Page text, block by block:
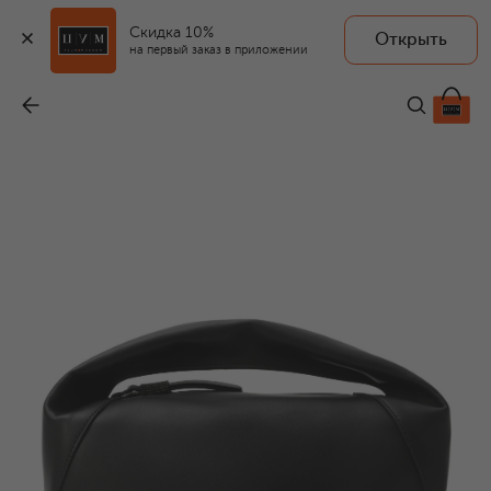
Скидка 10%
на первый заказ в приложении
Открыть
310 000 ₽